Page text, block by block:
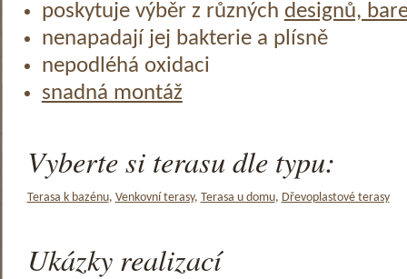
poskytuje výběr z různých designů,
nenapadají jej bakterie a plísně
nepodléhá oxidaci
snadná montáž
Vyberte si terasu dle typu:
Terasa k bazénu, Venkovní terasy, Terasa u domu, Dřevoplastové terasy
Ukázky realizací